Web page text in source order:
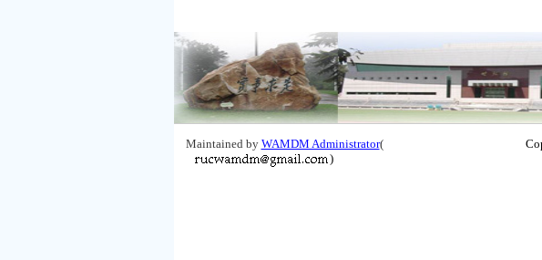
Maintained by WAMDM Administrator(
)